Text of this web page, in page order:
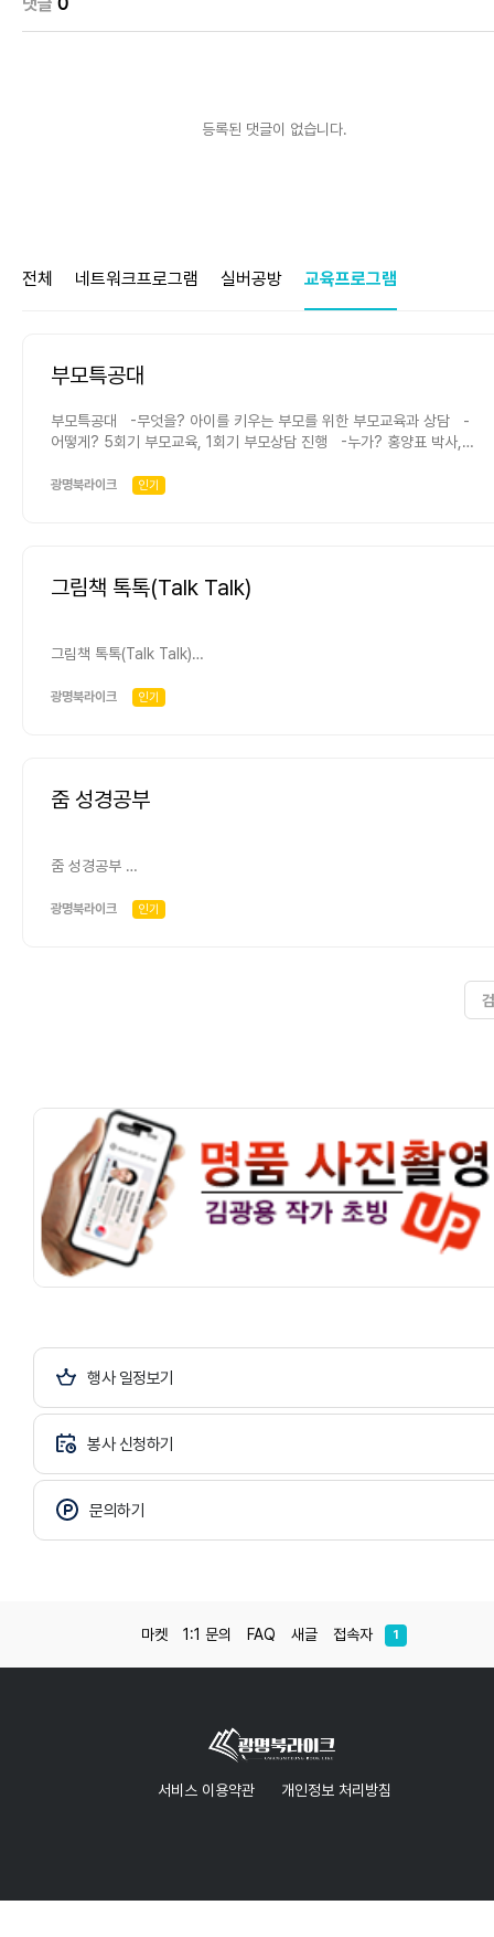
등록된 댓글이 없습니다.
전체 네트워크프로그램 실버공방 교육프로그램
부모특공대
부모특공대 -무엇을? 아이를 키우는 부모를 위한 부모교육과 상담 -
어떻게? 5회기 부모교육, 1회기 부모상담 진행 -누가? 홍양표 박사,
박숙경 박사: 부모모임교육-매월 첫 번째 ~세 번째 토요일 오후 2시~4시
광명북라이크 인기
그림책 톡톡(Talk Talk)
그림책 톡톡(Talk Talk)
광명북라이크 인기
줌 성경공부
줌 성경공부
공동체 성경공부 책으로 -누가? 성경공부에 참여하는 분들과 안현정 사모 -
광명북라이크 인기
행사 일정보기
봉사 신청하기
문의하기
마켓 1:1 문의 FAQ 새글 접속자 1
서비스 이용약관 개인정보 처리방침